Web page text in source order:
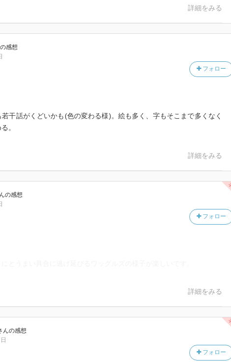
詳細をみる
の感想
フォロー
干話がくどいかも(色の変わる様)。絵も多く、字もそこまで多くなく
。
詳細をみる
の感想
フォロー
詳細をみる
んの感想
フォロー